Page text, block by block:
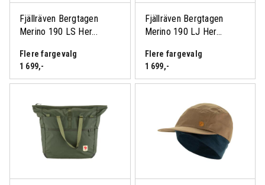
Fjällräven Bergtagen
Merino 190 LS Her...
Flere fargevalg
1 699,-
Fjällräven Bergtagen
Merino 190 LJ Her...
Flere fargevalg
1 699,-